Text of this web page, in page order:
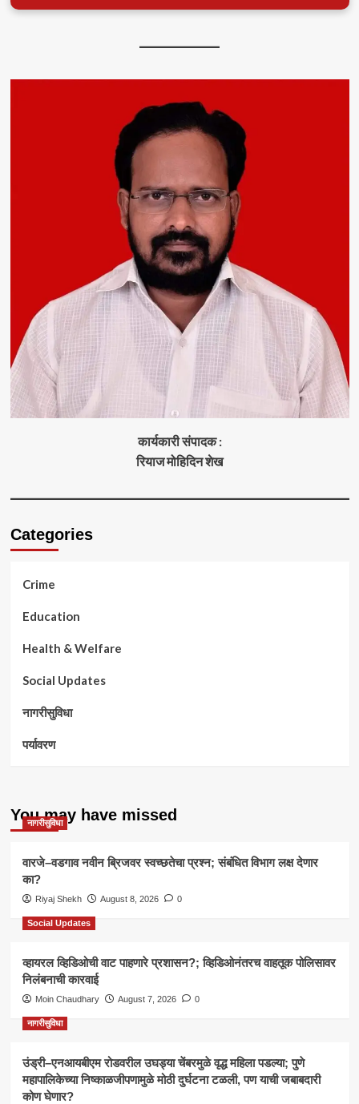
कार्यकारी संपादक :
रियाज मोहिदिन शेख
Categories
Crime
Education
Health & Welfare
Social Updates
नागरीसुविधा
पर्यावरण
You may have missed
नागरीसुविधा
वारजे–वडगाव नवीन ब्रिजवर स्वच्छतेचा प्रश्न; संबंधित विभाग लक्ष देणार
का?
Riyaj Shekh August 8, 2026 0
Social Updates
व्हायरल व्हिडिओची वाट पाहणारे प्रशासन?; व्हिडिओनंतरच वाहतूक पोलिसावर
निलंबनाची कारवाई
Moin Chaudhary August 7, 2026 0
नागरीसुविधा
उंड्री–एनआयबीएम रोडवरील उघड्या चेंबरमुळे वृद्ध महिला पडल्या; पुणे
महापालिकेच्या निष्काळजीपणामुळे मोठी दुर्घटना टळली, पण याची जबाबदारी
कोण घेणार?